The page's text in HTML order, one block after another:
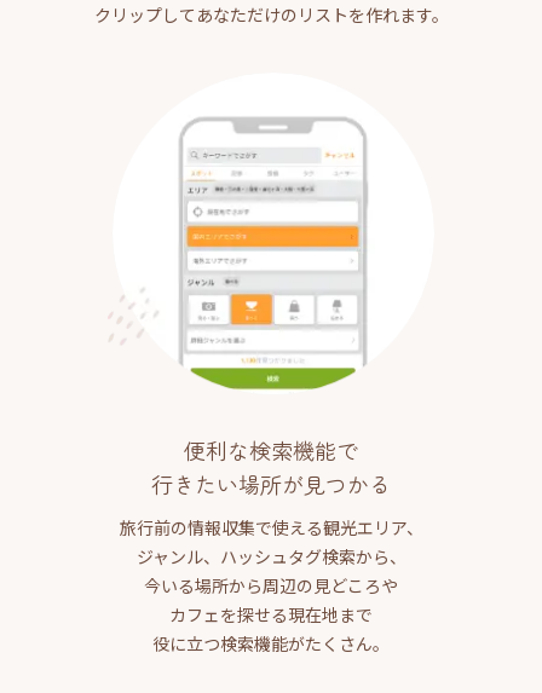
クリップしてあなただけのリストを作れます。
便利な検索機能で
行きたい場所が見つかる
旅行前の情報収集で使える観光エリア、
ジャンル、ハッシュタグ検索から、
今いる場所から周辺の見どころや
カフェを探せる現在地まで
役に立つ検索機能がたくさん。